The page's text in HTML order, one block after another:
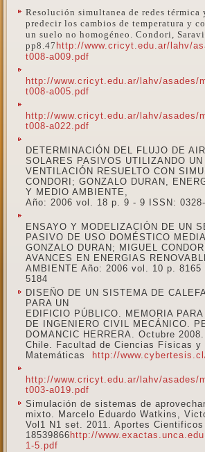
Resolución simultanea de redes térmica
predecir los cambios de temperatura y
un suelo no homogéneo. Condori,
pp8.47 http://www.cricyt.edu.ar/lahv/
t008-a009.pdf
http://www.cricyt.edu.ar/lahv/asades/
t008-a005.pdf
http://www.cricyt.edu.ar/lahv/asades/
t008-a022.pdf
DETERMINACIÓN DEL FLUJO DE
SOLARES PASIVOS UTILIZANDO UN
VENTILACIÓN RESUELTO CON
CONDORI; GONZALO DURAN,
Y MEDIO AMBIENTE,
Año: 2006 vol. 18 p. 9 - 9 ISSN:
ENSAYO Y MODELIZACIÓN DE UN
PASIVO DE USO DOMÉSTICO
GONZALO DURAN; MIGUEL
AVANCES EN ENERGIAS
AMBIENTE Año: 2006 vol. 10 p.
5184
DISEÑO DE UN SISTEMA DE
PARA UN
EDIFICIO PÚBLICO. MEMORIA
DE INGENIERO CIVIL MECÁNICO.
DOMANCIC HERRERA. Octubre
Chile. Facultad de Ciencias Físicas y
Matemáticas
http://
http://www.cricyt.edu.ar/lahv/asades/
t003-a019.pdf
Simulación de sistemas de
mixto. Marcelo Eduardo Watkins,
Vol1 N1 set. 2011. Aportes
18539866 http://
1-5.pdf